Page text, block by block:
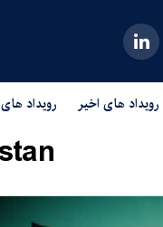
رویداد های اخیر رویداد